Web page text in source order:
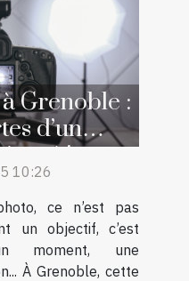
Grenoble :
d’un
!
10:26
ce n’est pas
un objectif, c’est
moment, une
À Grenoble, cette